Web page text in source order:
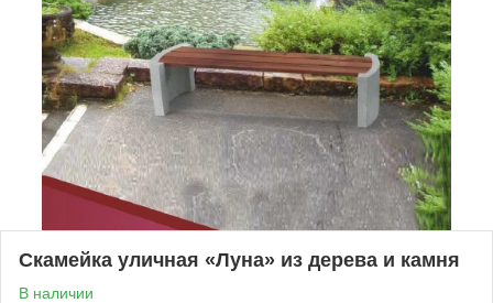
Скамейка уличная «Луна» из дерева и камня
В наличии